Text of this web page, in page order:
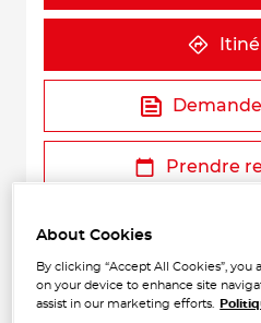
Prendre
About Cookies
By clicking “Accept All Cookies”,
on your device to enhance site
assist in our marketing efforts.